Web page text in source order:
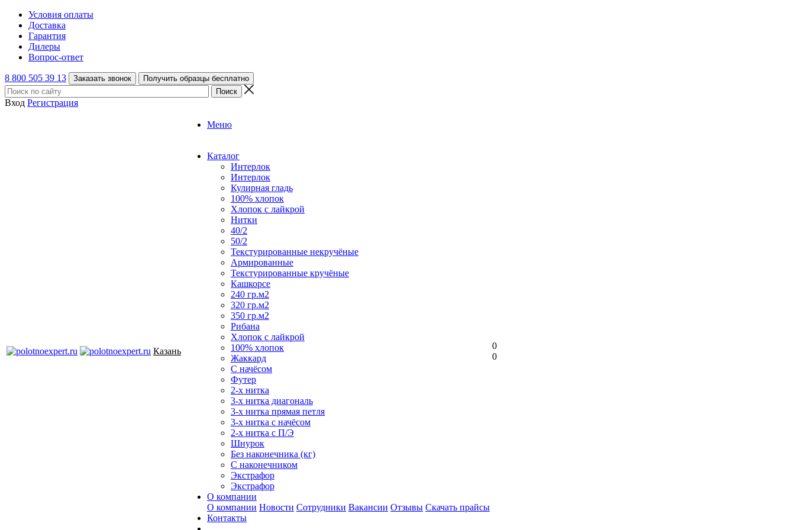
Условия оплаты
Доставка
Гарантия
Дилеры
Вопрос-ответ
8 800 505 39 13 Заказать звонок Получить образцы бесплатно
Вход Регистрация
Казань
Меню
Каталог
Интерлок
Интерлок
Кулирная гладь
100% хлопок
Хлопок с лайкрой
Нитки
40/2
50/2
Текстурированные некручёные
Армированные
Текстурированные кручёные
Кашкорсе
240 гр.м2
320 гр.м2
350 гр.м2
Рибана
Хлопок с лайкрой
100% хлопок
Жаккард
С начёсом
Футер
2-х нитка
3-х нитка диагональ
3-х нитка прямая петля
3-х нитка с начёсом
2-х нитка с П/Э
Шнурок
Без наконечника (кг)
С наконечником
Экстрафор
Экстрафор
О компании
О компании Новости Сотрудники Вакансии Отзывы Скачать прайсы
Контакты
0
0